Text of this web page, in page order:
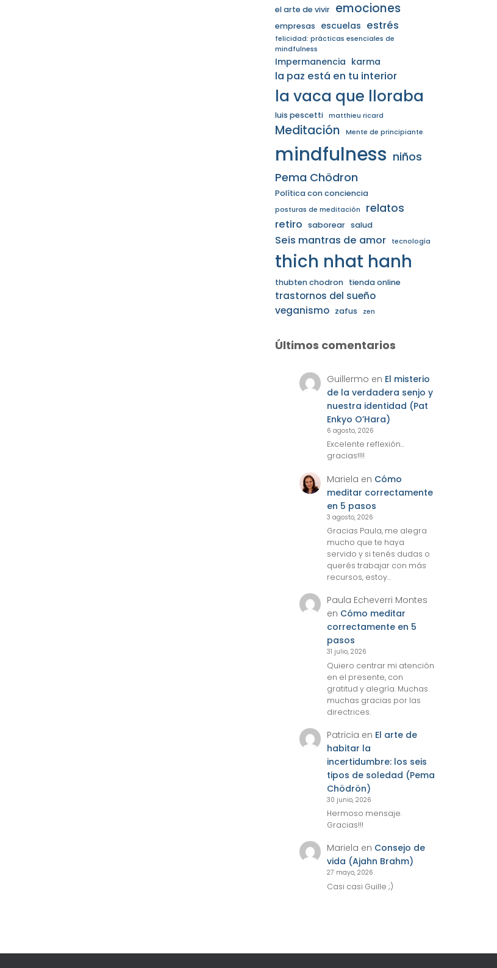
el arte de vivir
emociones
empresas escuelas estrés
felicidad: prácticas esenciales de
mindfulness
Impermanencia karma
la paz está en tu interior
la vaca que lloraba
luis pescetti matthieu ricard
Meditación Mente de principiante
mindfulness niños
Pema Chödron
Política con conciencia
posturas de meditación relatos
retiro saborear salud
Seis mantras de amor tecnología
thich nhat hanh
thubten chodron tienda online
trastornos del sueño
veganismo
zafus zen
Últimos comentarios
Guillermo en El misterio
de la verdadera senjo y
nuestra identidad (Pat
Enkyo O’Hara)
6 agosto, 2026
Excelente reflexión...
gracias!!!!
Mariela en Cómo
meditar correctamente
en 5 pasos
3 agosto, 2026
Gracias Paula, me alegra
mucho que te haya
servido y si tenés dudas o
querés trabajar con más
recursos, estoy…
Paula Echeverri Montes
en Cómo meditar
correctamente en 5
pasos
31 julio, 2026
Quiero centrar mi atención
en el presente, con
gratitud y alegría. Muchas
muchas gracias por las
directrices.
Patricia en El arte de
habitar la
incertidumbre: los seis
tipos de soledad (Pema
Chödrön)
30 junio, 2026
Hermoso mensaje.
Gracias!!!
Mariela en Consejo de
vida (Ajahn Brahm)
27 mayo, 2026
Casi casi Guille ;)